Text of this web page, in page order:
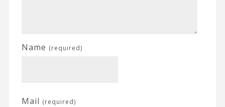
Name (required)
Mail (required)